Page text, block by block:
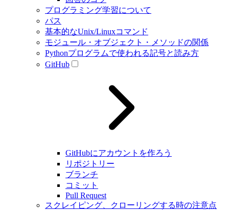
プログラミング学習について
パス
基本的なUnix/Linuxコマンド
モジュール・オブジェクト・メソッドの関係
Pythonプログラムで使われる記号と読み方
GitHub
GitHubにアカウントを作ろう
リポジトリー
ブランチ
コミット
Pull Request
スクレイピング、クローリングする時の注意点